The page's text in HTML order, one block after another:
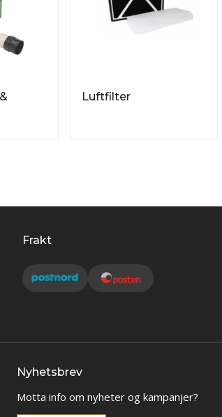
Luftfilter
Frakt
Nyhetsbrev
Motta info om nyheter og kampanjer?